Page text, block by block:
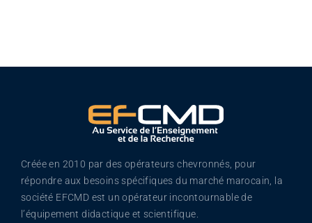
Créée en 2010 par des opérateurs chevronnés, pour
répondre aux besoins spécifiques du marché marocain, la
société EFCMD est un opérateur incontournable de
l’équipement didactique et scientifique.